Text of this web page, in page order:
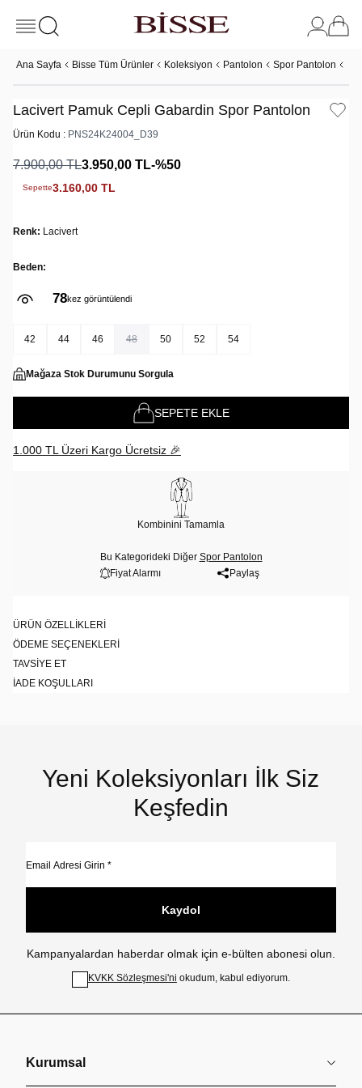
Ana Sayfa Bisse Tüm Ürünler Koleksiyon Pantolon Spor Pantolon
Lacivert Pamuk Cepli Gabardin Spor Pantolon
Ürün Kodu : PNS24K24004_D39
7.900,00TL3.950,00 TL-%50
Sepette3.160,00 TL
Renk: Lacivert
Beden:
78kez görüntülendi
42 44 46 48 50 52 54
Mağaza Stok Durumunu Sorgula
SEPETE EKLE
1.000 TL Üzeri Kargo Ücretsiz 🎉
Kombinini Tamamla
Bu Kategorideki Diğer Spor Pantolon
Fiyat Alarmı
Paylaş
ÜRÜN ÖZELLIKLERI
ÖDEME SEÇENEKLERI
TAVSIYE ET
İADE KOŞULLARI
Yeni Koleksiyonları İlk Siz
Keşfedin
Kaydol
Kampanyalardan haberdar olmak için e-bülten abonesi olun.
KVKK Sözleşmesi'ni okudum, kabul ediyorum.
Kurumsal